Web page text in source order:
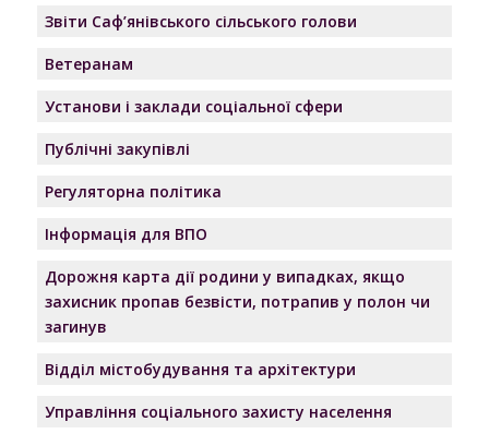
Звіти Саф’янівського сільського голови
Ветеранам
Установи і заклади соціальної сфери
Публічні закупівлі
Регуляторна політика
Інформація для ВПО
Дорожня карта дії родини у випадках, якщо
захисник пропав безвісти, потрапив у полон чи
загинув
Відділ містобудування та архітектури
Управління соціального захисту населення